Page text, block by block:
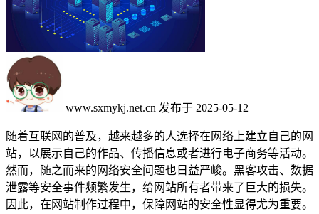
www.sxmykj.net.cn 发布于 2025-05-12
随着互联网的普及，越来越多的人选择在网络上建立自己的网
站，以展示自己的作品、传播信息或者进行电子商务等活动。
然而，随之而来的网络安全问题也日益严峻。黑客攻击、数据
泄露等安全事件频繁发生，给网站所有者带来了巨大的损失。
因此，在网站制作过程中，保障网站的安全性显得尤为重要。